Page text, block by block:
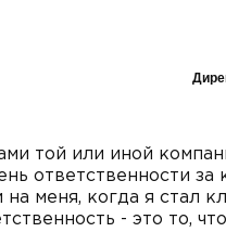
той или иной
ответственности
меня, когда я стал
- это то,